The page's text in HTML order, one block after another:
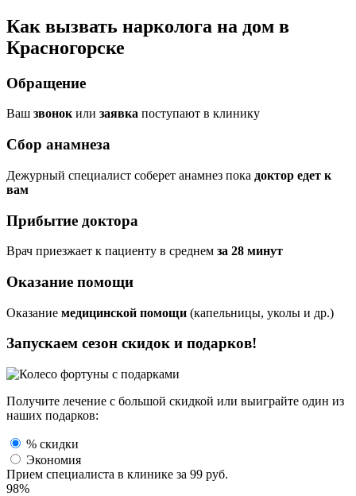
Как вызвать нарколога на дом в
Красногорске
Обращение
Ваш звонокили заявка поступают в клинику
Сбор анамнеза
Дежурный специалист соберет анамнез пока доктор едет к
вам
Прибытие доктора
Врач приезжает к пациенту в среднем за 28 минут
Оказание помощи
Оказание медицинской помощи (капельницы, уколы и др.)
Запускаем сезон скидок и подарков!
Получите лечение с большой скидкой или выиграйте один из
наших подарков:
% скидки
Экономия
Прием специалиста в клинике за 99 руб.
98%